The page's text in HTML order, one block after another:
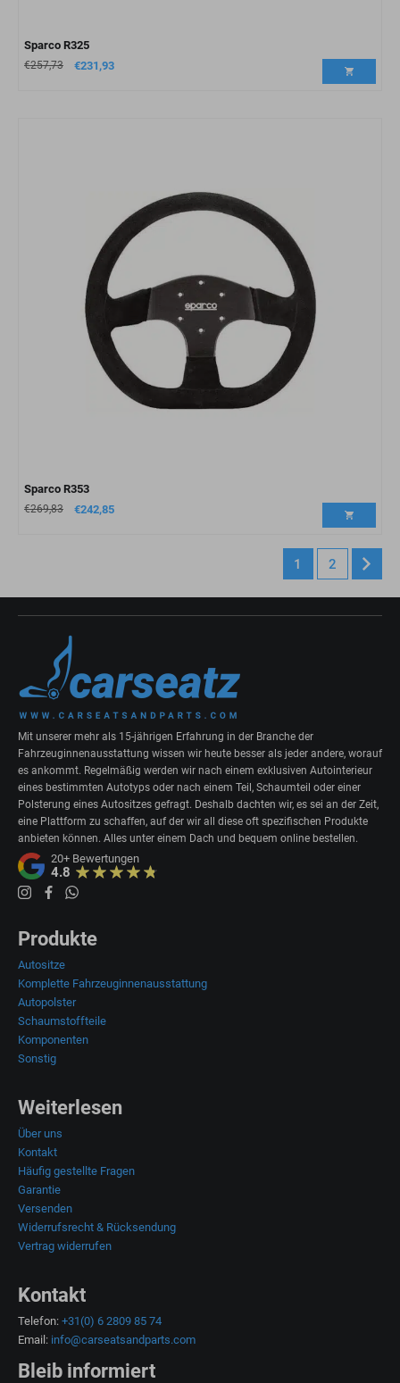
Sparco R325
€257,73 €231,93
Sparco R353
€269,83 €242,85
1 2
Mit unserer mehr als 15-jährigen Erfahrung in der Branche der
Fahrzeuginnenausstattung wissen wir heute besser als jeder andere, worauf
es ankommt. Regelmäßig werden wir nach einem exklusiven Autointerieur
eines bestimmten Autotyps oder nach einem Teil, Schaumteil oder einer
Polsterung eines Autositzes gefragt. Deshalb dachten wir, es sei an der Zeit,
eine Plattform zu schaffen, auf der wir all diese oft spezifischen Produkte
anbieten können. Alles unter einem Dach und bequem online bestellen.
20+ Bewertungen
4.8
Produkte
Autositze
Komplette Fahrzeuginnenausstattung
Autopolster
Schaumstoffteile
Komponenten
Sonstig
Weiterlesen
Über uns
Kontakt
Häufig gestellte Fragen
Garantie
Versenden
Widerrufsrecht & Rücksendung
Vertrag widerrufen
Kontakt
Telefon: +31(0) 6 2809 85 74
Email: info@carseatsandparts.com
Bleib informiert